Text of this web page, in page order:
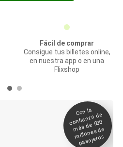
Fácil de comprar
Consigue tus billetes online,
en nuestra app o en una
Flixshop
Con la
confianza de
más de 500
millones de
pasajeros